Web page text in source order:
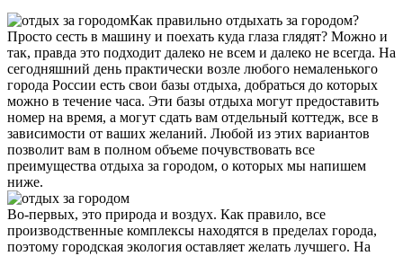
Как правильно отдыхать за городом?
Просто сесть в машину и поехать куда глаза глядят? Можно и
так, правда это подходит далеко не всем и далеко не всегда. На
сегодняшний день практически возле любого немаленького
города России есть свои базы отдыха, добраться до которых
можно в течение часа. Эти базы отдыха могут предоставить
номер на время, а могут сдать вам отдельный коттедж, все в
зависимости от ваших желаний. Любой из этих вариантов
позволит вам в полном объеме почувствовать все
преимущества отдыха за городом, о которых мы напишем
ниже.
Во-первых, это природа и воздух. Как правило, все
производственные комплексы находятся в пределах города,
поэтому городская экология оставляет желать лучшего. На